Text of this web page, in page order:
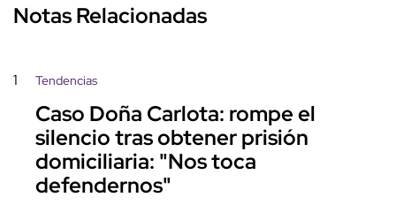
Notas Relacionadas
1 Tendencias
Caso Doña Carlota: rompe el
silencio tras obtener prisión
domiciliaria: "Nos toca
defendernos"